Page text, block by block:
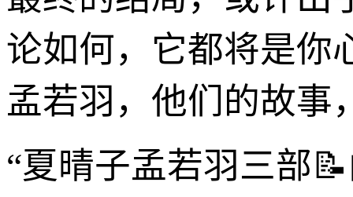
论如何，它都将是你
孟若羽，他们的故事
“夏晴子孟若羽三部